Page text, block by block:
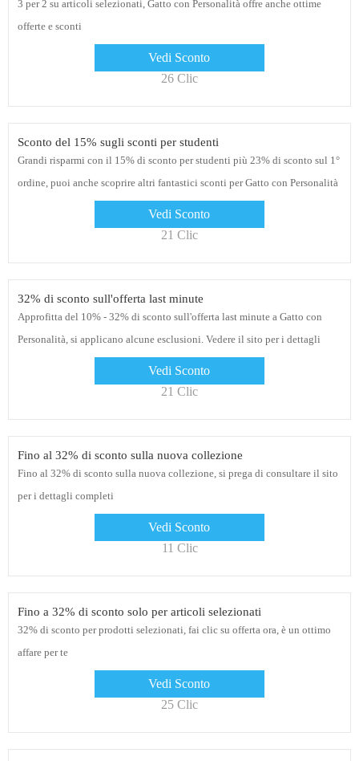
3 per 2 su articoli selezionati, Gatto con Personalità offre anche ottime
offerte e sconti
Vedi Sconto
26 Clic
Sconto del 15% sugli sconti per studenti
Grandi risparmi con il 15% di sconto per studenti più 23% di sconto sul 1°
ordine, puoi anche scoprire altri fantastici sconti per Gatto con Personalità
Vedi Sconto
21 Clic
32% di sconto sull'offerta last minute
Approfitta del 10% - 32% di sconto sull'offerta last minute a Gatto con
Personalità, si applicano alcune esclusioni. Vedere il sito per i dettagli
Vedi Sconto
21 Clic
Fino al 32% di sconto sulla nuova collezione
Fino al 32% di sconto sulla nuova collezione, si prega di consultare il sito
per i dettagli completi
Vedi Sconto
11 Clic
Fino a 32% di sconto solo per articoli selezionati
32% di sconto per prodotti selezionati, fai clic su offerta ora, è un ottimo
affare per te
Vedi Sconto
25 Clic